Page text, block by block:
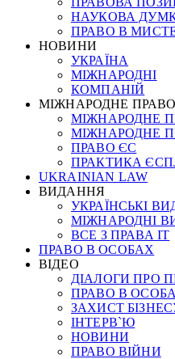
НАУКОВА
ПРАВО В
НОВИНИ
УКРАЇНА
МІЖНАРОДНІ
КОМПАНІЙ
МІЖНАРОДНЕ ПРАВО
МІЖНАРОДНЕ
МІЖНАРОДНЕ
ПРАВО ЄС
ПРАКТИКА
UKRAINIAN LAW
ВИДАННЯ
УКРАЇНСЬКІ
МІЖНАРОДНІ
ВСЕ З ПРАВА ІТ
ПРАВО В ОСОБАХ
ВІДЕО
ДІАЛОГИ ПРО
ПРАВО В
ЗАХИСТ
ІНТЕРВ`Ю
НОВИНИ
ПРАВО ВІЙНИ